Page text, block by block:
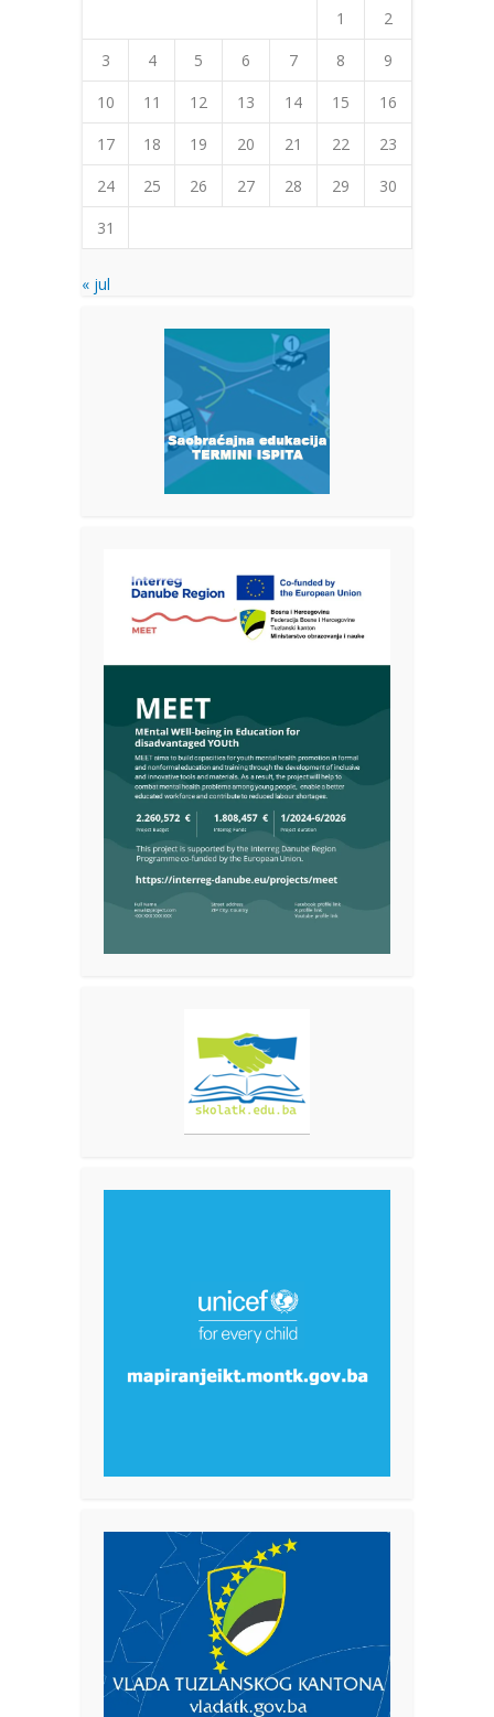
1
2
3
4 5 6 7 8
9
10
11 12 13 14 15
16
17
18 19 20 21 22
23
24
25 26 27 28 29
30
31
« jul